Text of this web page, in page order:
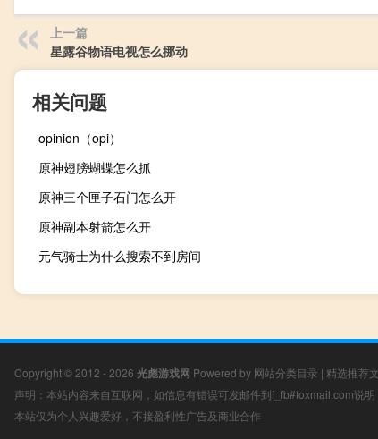
上一篇
星露谷物语电视怎么挪动
相关问题
opinion（opi）
原神翅膀蝴蝶怎么抓
原神三个匣子石门怎么开
原神副本射箭怎么开
元气骑士为什么搜索不到房间
Copyright © 2012 - 2026 光彪游戏网 Powered by 网站分类目录 | 精选推荐
声明：本站内容来自互联网，如信息有错误可发邮件到f_fb#foxmail.com说
本站仅为个人兴趣爱好，不接盈利性广告及商业合作